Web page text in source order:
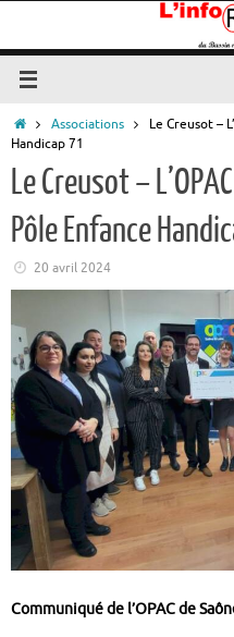
contenu
Accueil
Associations
Le Creusot –
Handicap 71
Le Creusot –
Pôle Enfance
20 avril 2024
Communiqué de l’OPAC de